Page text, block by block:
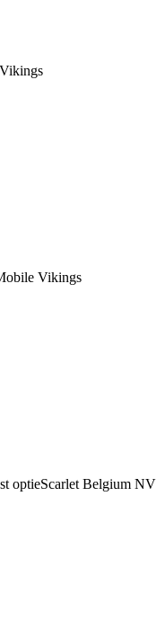
Vikings
optieScarlet Belgium NV